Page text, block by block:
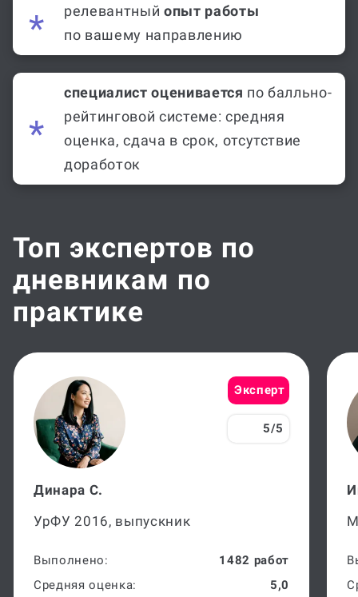
релевантный опыт работы
по вашему направлению
специалист оценивается по балльно-
рейтинговой системе: средняя
оценка, сдача в срок, отсутствие
доработок
Топ экспертов по
дневникам по
практике
Эксперт
5/5
Динара С.
УрФУ 2016, выпускник
Выполнено:
1482 работ
Средняя оценка:
5,0